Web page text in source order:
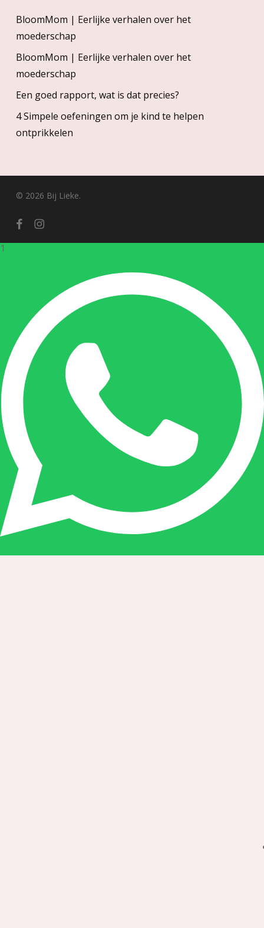
BloomMom | Eerlijke verhalen over het
moederschap
BloomMom | Eerlijke verhalen over het
moederschap
Een goed rapport, wat is dat precies?
4 Simpele oefeningen om je kind te helpen
ontprikkelen
© 2026 Bij Lieke.
facebookinstagram
1